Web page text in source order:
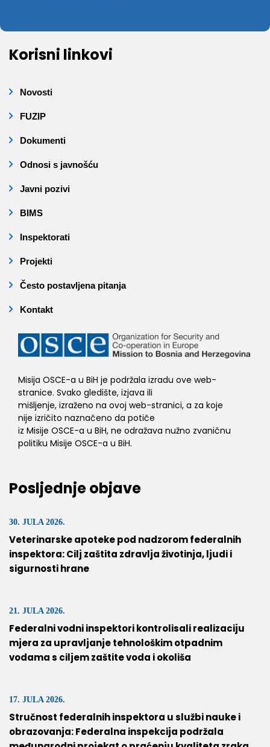
Korisni linkovi
Novosti
FUZIP
Dokumenti
Odnosi s javnošću
Javni pozivi
BIMS
Inspektorati
Projekti
Često postavljena pitanja
Kontakt
Misija OSCE-a u BiH je podržala izradu ove web-
stranice. Svako gledište, izjava ili
mišljenje, izraženo na ovoj web-stranici, a za koje
nije izričito naznačeno da potiče
iz Misije OSCE-a u BiH, ne odražava nužno zvaničnu
politiku Misije OSCE-a u BiH.
Posljednje objave
30. JULA 2026.
Veterinarske apoteke pod nadzorom federalnih
inspektora: Cilj zaštita zdravlja životinja, ljudi i
sigurnosti hrane
21. JULA 2026.
Federalni vodni inspektori kontrolisali realizaciju
mjera za upravljanje tehnološkim otpadnim
vodama s ciljem zaštite voda i okoliša
17. JULA 2026.
Stručnost federalnih inspektora u službi nauke i
obrazovanja: Federalna inspekcija podržala